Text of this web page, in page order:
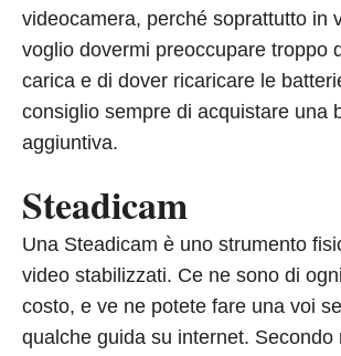
videocamera, perché soprattutto in
voglio dovermi preoccupare troppo
carica e di dover ricaricare le
consiglio sempre di acquistare una
aggiuntiva.
Steadicam
Una Steadicam è uno strumento
video stabilizzati. Ce ne sono di
costo, e ve ne potete fare una voi
qualche guida su internet. Secondo